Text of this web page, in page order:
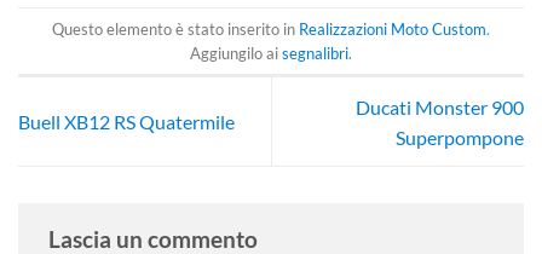
Questo elemento è stato inserito in Realizzazioni Moto Custom.
Aggiungilo aisegnalibri.
Buell XB12 RS Quatermile
Ducati Monster 900
Superpompone
Lascia un commento